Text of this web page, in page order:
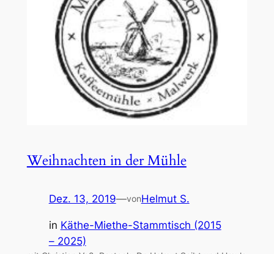
Weihnachten in der Mühle
Dez. 13, 2019—vonHelmut S.
in Käthe-Miethe-Stammtisch (2015
– 2025)